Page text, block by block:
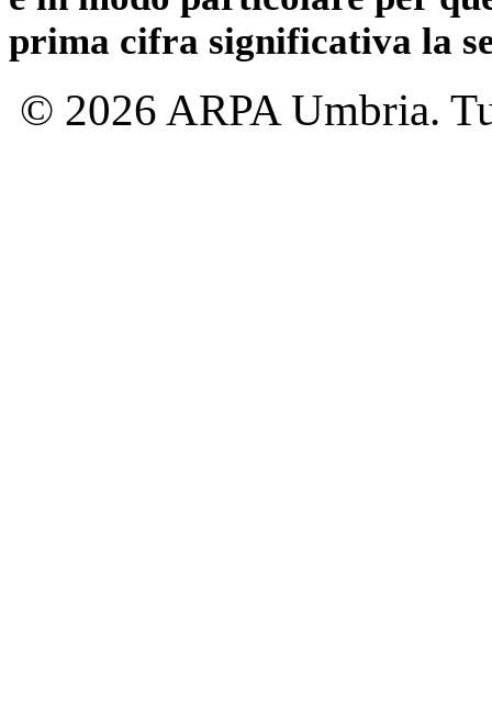
prima cifra significativa la
© 2026 ARPA Umbria.